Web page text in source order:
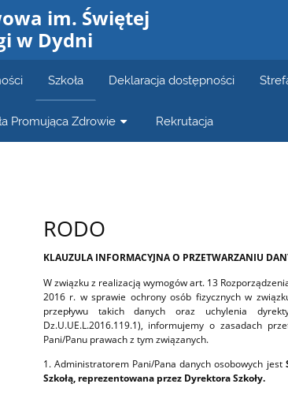
im. Świętej
w Dydni
Szkoła Deklaracja dostępności
Promująca Zdrowie Rekrutacja
RODO
KLAUZULA INFORMACYJNA O PRZETWARZANIU
W związku z realizacją wymogów art. 13
2016 r. w sprawie ochrony osób fizycznych w
przepływu takich danych oraz uchylenia
Dz.U.UE.L.2016.119.1), informujemy o zasadach
Pani/Panu prawach z tym związanych.
1. Administratorem Pani/Pana danych osobowych jest
Szkołą, reprezentowana przez Dyrektora Szkoły.